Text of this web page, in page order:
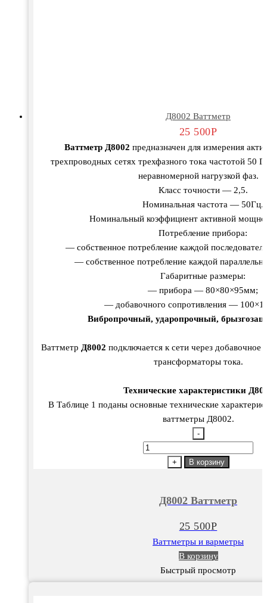
Д8002 Ваттметр
25 500Р
Ваттметр Д8002 предназначен для измерения
трехпроводных сетях трехфазного тока частотой 50
неравномерной нагрузкой фаз.
Класс точности — 2,5.
Номинальная частота — 50Гц.
Номинальный коэффициент активной
Потребление прибора:
— собственное потребление каждой
— собственное потребление каждой
Габаритные размеры:
— прибора — 80×80×95мм;
— добавочного сопротивления —
Вибропрочный, ударопрочный,
Ваттметр Д8002 подключается к сети через добавочное
трансформаторы тока.
Технические характеристики
В Таблице 1 поданы основные технические
ваттметры Д8002.
-
Количество
+ В корзину
Д8002 Ваттметр
25 500Р
Ваттметры и варметры
В корзину
Быстрый просмотр